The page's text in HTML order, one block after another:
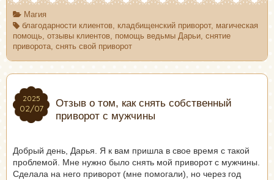
Магия
благодарности клиентов, кладбищенский приворот, магическая
помощь, отзывы клиентов, помощь ведьмы Дарьи, снятие
приворота, снять свой приворот
2025
02/07
2025
02/07
Отзыв о том, как снять собственный
приворот с мужчины
Добрый день, Дарья. Я к вам пришла в свое время с такой
проблемой. Мне нужно было снять мой приворот с мужчины.
Сделала на него приворот (мне помогали), но через год